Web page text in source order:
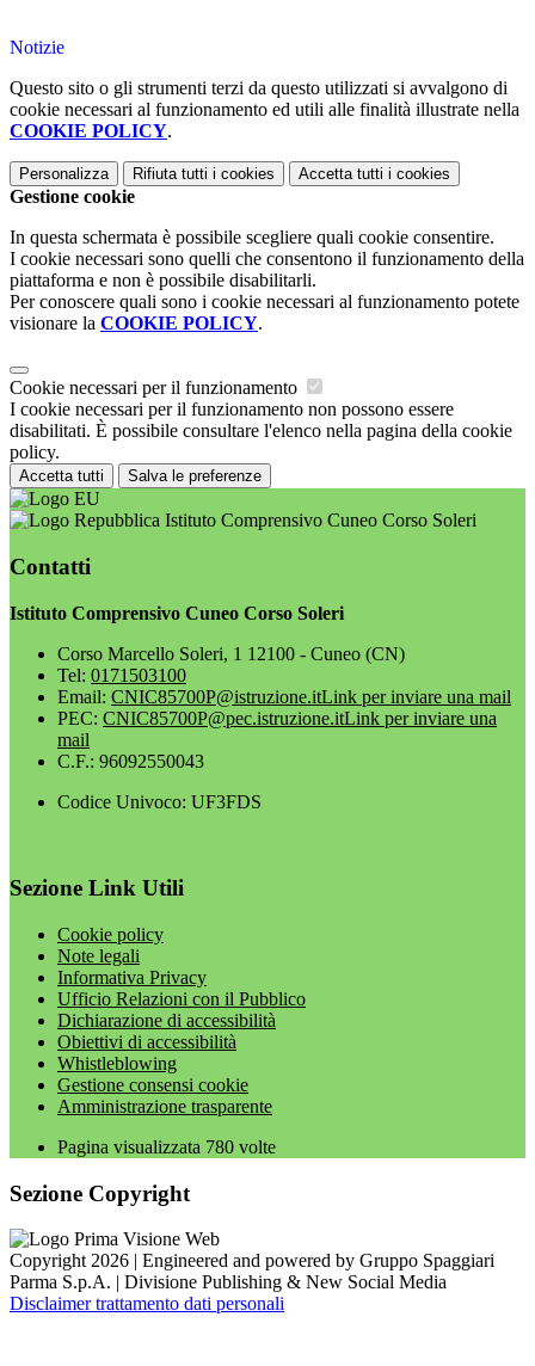
Notizie
Questo sito o gli strumenti terzi da questo utilizzati si avvalgono di
cookie necessari al funzionamento ed utili alle finalità illustrate nella
COOKIE POLICY.
Personalizza Rifiuta tutti i cookies Accetta tutti i cookies
Gestione cookie
In questa schermata è possibile scegliere quali cookie consentire.
I cookie necessari sono quelli che consentono il funzionamento della
piattaforma e non è possibile disabilitarli.
Per conoscere quali sono i cookie necessari al funzionamento potete
visionare la COOKIE POLICY.
Cookie necessari per il funzionamento
I cookie necessari per il funzionamento non possono essere
disabilitati. È possibile consultare l'elenco nella pagina della cookie
policy.
Accetta tutti Salva le preferenze
Istituto Comprensivo Cuneo Corso Soleri
Contatti
Istituto Comprensivo Cuneo Corso Soleri
Corso Marcello Soleri, 1 12100 - Cuneo (CN)
Tel: 0171503100
Email: CNIC85700P@istruzione.itLink per inviare una mail
PEC: CNIC85700P@pec.istruzione.itLink per inviare una
mail
C.F.: 96092550043
Codice Univoco: UF3FDS
Sezione Link Utili
Cookie policy
Note legali
Informativa Privacy
Ufficio Relazioni con il Pubblico
Dichiarazione di accessibilità
Obiettivi di accessibilità
Whistleblowing
Gestione consensi cookie
Amministrazione trasparente
Pagina visualizzata 780 volte
Sezione Copyright
Copyright 2026 | Engineered and powered by Gruppo Spaggiari
Parma S.p.A. | Divisione Publishing & New Social Media
Disclaimer trattamento dati personali